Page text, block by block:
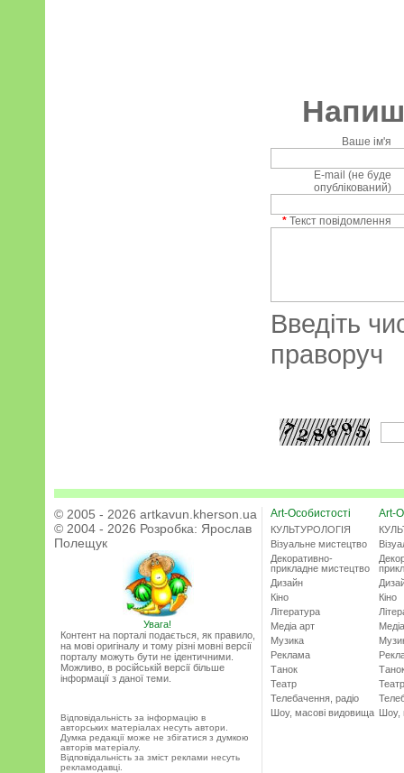
Ваше ім'я
E-mail (не буде
опублікований)
* Текст повідомлення
Введіть
праворуч
© 2005 - 2026 artkavun.kherson.ua
© 2004 - 2026 Розробка: Ярослав
Полещук
Увага!
Контент на порталі подається, як правило,
на мові оригіналу и тому різні мовні версії
порталу можуть бути не ідентичними.
Можливо, в російській версії більше
інформації з даної теми.
Відповідальність за інформацію в
авторських матеріалах несуть автори.
Думка редакції може не збігатися з думкою
авторів матеріалу.
Відповідальність за зміст реклами несуть
рекламодавці.
Art-Особистості
КУЛЬТУРОЛОГІЯ
Візуальне мистецтво
Декоративно-
прикладне мистецтво
Дизайн
Кіно
Література
Медіа арт
Музика
Реклама
Танок
Театр
Телебачення, радіо
Шоу, масові видовища
Art-
Кіно
Театр
Шоу,